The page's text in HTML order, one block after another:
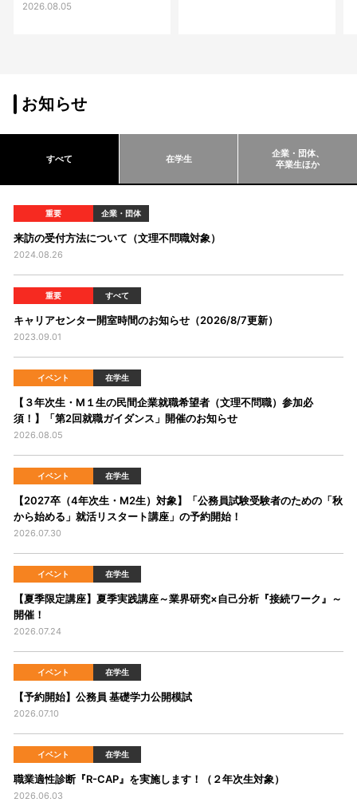
2026.08.05
お知らせ
すべて 在学生
企業・団体、
卒業生ほか
重要 企業・団体
来訪の受付方法について（文理不問職対象）
2024.08.26
重要 すべて
キャリアセンター開室時間のお知らせ（2026/8/7更新）
2023.09.01
イベント 在学生
【３年次生・M１生の民間企業就職希望者（文理不問職）参加必
須！】「第2回就職ガイダンス」開催のお知らせ
2026.08.05
イベント 在学生
【2027卒（4年次生・M2生）対象】「公務員試験受験者のための「秋
から始める」就活リスタート講座」の予約開始！
2026.07.30
イベント 在学生
【夏季限定講座】夏季実践講座～業界研究×自己分析『接続ワーク』～
開催！
2026.07.24
イベント 在学生
【予約開始】公務員 基礎学力公開模試
2026.07.10
イベント 在学生
職業適性診断『R-CAP』を実施します！（２年次生対象）
2026.06.03